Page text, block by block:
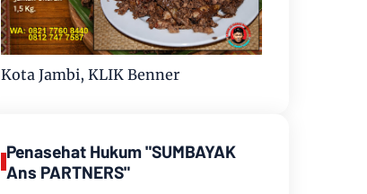
Kota Jambi, KLIK Benner
Penasehat Hukum "SUMBAYAK
Ans PARTNERS"